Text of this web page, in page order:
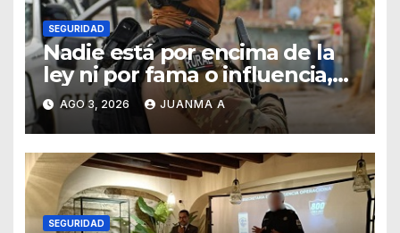
SEGURIDAD
Nadie está por encima de la
ley ni por fama o influencia,
afirmó titular de SSCG
AGO 3, 2026 JUANMA A
SEGURIDAD